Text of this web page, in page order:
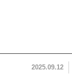
2025.09.12